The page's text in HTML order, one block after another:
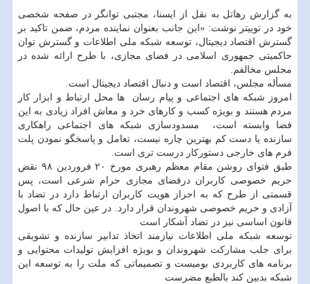
به گزارش رهاتل به نقل از ایسنا، مجتبی توانگر در صفحه شخصی
خود در توییتر نوشت: ‏«این جانب بعنوان نماینده مردم، ضمن تاکید بر
گسترش اقتصاد دیجیتال، توسعه شبکه ملی اطلاعات و گسترش توان
حاکمیتی جمهوری اسلامی در ⁧‫فضای مجازی‬⁩، با طرح ارائه شده در
مجلس مخالفم.
‏مسأله ⁧‫مجلس‬⁩، ⁧‫اقتصاد‬⁩ است و دنبال ⁧‫اقتصاد دیجیتال‬⁩ است.
‏امروز شبکه های اجتماعی و ⁧‫پیام رسان ‬⁩ ها محل ارتباط و ابزار کار
مردم هستند و بویژه کسب و کارهای خرد و معاش افراد زیادی به این
فضا وابسته است، ⁧‫ مسدودسازی‬⁩ شبکه های اجتماعی راهکاری
سازنده یا دست کم بهترین چاره نیست، تعامل و پاسخگو نمودن پلت
فرم های خارجی دستورکار درست تری است.
طبق فتوای روشن مقام معظم رهبری مورخ ۲۰ فروردین ۹۸ نقض
حریم خصوصی کاربران درفضای مجازی حرام شرعی است، پس
قسمتی از طرح که به احراز هویت کاربران ارتباط دارد در تضاد با
آزادی و حریم خصوصی شهروندان قرار دارد. در عین حال که با اصول
قانون اساسی نیز در تضاد آشکار است
توسعه ⁧‫شبکه ملی اطلاعات‬⁩ نیازمند اتخاذ تدابیر سازنده و تشویقی
برای جلب مشارکت شهروندان و بویژه افزایش تولیدات محتوایی و
برنامه های کاربردی بومیست و تصمیماتی که ملت را به توسعه این
شبکه بدبین کند بالطبع مضرست